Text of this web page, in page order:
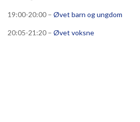
19:00-20:00 – Øvet barn og ungdom
20:05-21:20 – Øvet voksne